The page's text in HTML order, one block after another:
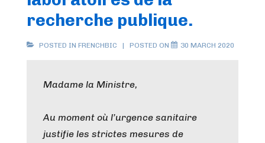
recherche publique.
POSTED IN FRENCHBIC POSTED ON 30 MARCH 2020
Madame la Ministre,
Au moment où l’urgence sanitaire
justifie les strictes mesures de